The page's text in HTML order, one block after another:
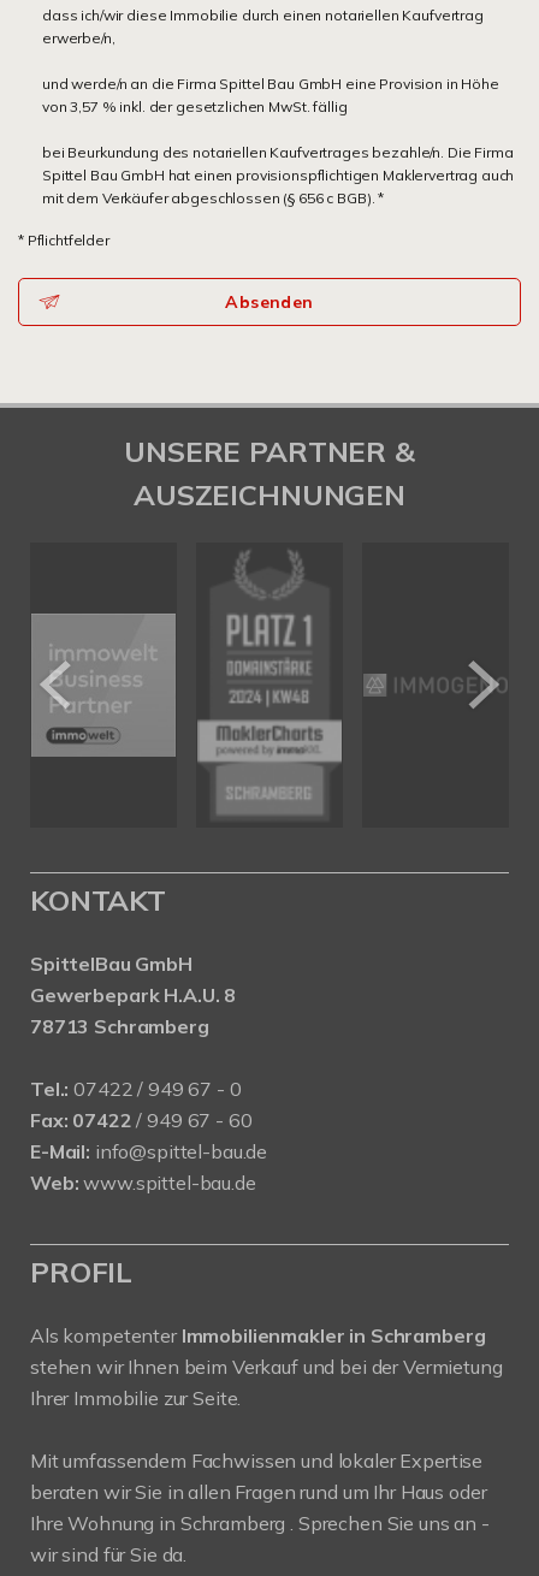
dass ich/wir diese Immobilie durch einen notariellen Kaufvertrag
erwerbe/n,
und werde/n an die Firma Spittel Bau GmbH eine Provision in Höhe
von 3,57 % inkl. der gesetzlichen MwSt. fällig
bei Beurkundung des notariellen Kaufvertrages bezahle/n. Die Firma
Spittel Bau GmbH hat einen provisionspflichtigen Maklervertrag auch
mit dem Verkäufer abgeschlossen (§ 656 c BGB). *
* Pflichtfelder
Absenden
UNSERE PARTNER &
AUSZEICHNUNGEN
KONTAKT
SpittelBau GmbH
Gewerbepark H.A.U. 8
78713 Schramberg
Tel.: 07422 / 949 67 - 0
Fax: 07422 / 949 67 - 60
E-Mail: info@spittel-bau.de
Web: www.spittel-bau.de
PROFIL
Als kompetenter Immobilienmakler in Schramberg
stehen wir Ihnen beim Verkauf und bei der Vermietung
Ihrer Immobilie zur Seite.
Mit umfassendem Fachwissen und lokaler Expertise
beraten wir Sie in allen Fragen rund um Ihr Haus oder
Ihre Wohnung in Schramberg . Sprechen Sie uns an -
wir sind für Sie da.